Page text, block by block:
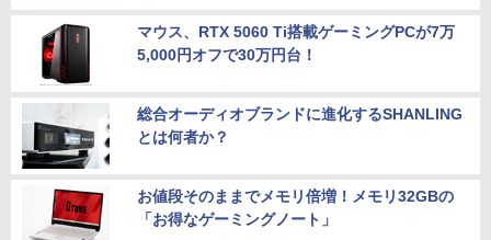
マウス、RTX 5060 Ti搭載ゲーミングPCが7万
5,000円オフで30万円台！
総合オーディオブランドに進化するSHANLING
とは何者か？
お値段そのままでメモリ倍増！メモリ32GBの
「お得なゲーミングノート」